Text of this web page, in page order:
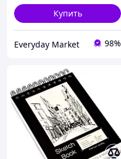
Купить
Everyday Market 98%